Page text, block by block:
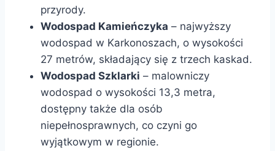
przyrody.
Wodospad Kamieńczyka – najwyższy
wodospad w Karkonoszach, o wysokości
27 metrów, składający się z trzech kaskad.
Wodospad Szklarki – malowniczy
wodospad o wysokości 13,3 metra,
dostępny także dla osób
niepełnosprawnych, co czyni go
wyjątkowym w regionie.